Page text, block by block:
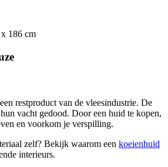
x 186 cm
restproduct van de vleesindustrie. De
vacht gedood. Door een huid te kopen,
en voorkom je verspilling.
zelf? Bekijk waarom een koeienhuid
interieurs.